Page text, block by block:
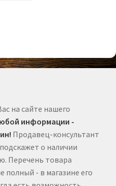
на сайте нашего
информации -
Продавец-консультант
о наличии
Перечень товара
полный - в магазине его